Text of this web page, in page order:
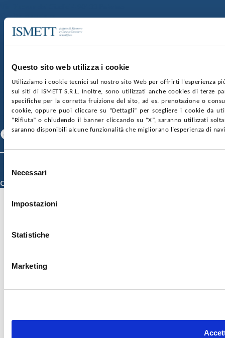
Questo sito web utilizza i cookie
Utilizziamo i cookie tecnici sul nostro sito Web per offrirti l'esperienza
sui siti di ISMETT S.R.L. Inoltre, sono utilizzati anche cookies di terze
specifiche per la corretta fruizione del sito, ad es. prenotazione o
cookie, oppure puoi cliccare su “Dettagli” per scegliere i cookie da
“Rifiuta” o chiudendo il banner cliccando su “X”, saranno utilizzati
saranno disponibili alcune funzionalità che migliorano l’esperienza di
del
consenso
Necessari
Impostazioni
Statistiche
Marketing
Ufficio Registro delle imprese di Palermo
SOCIETÀ TRASPARENTE WHISTLEBLOWING
GARE E CONTRATTIPRIVACYCOOKIE POLICY
SOSTIENICIMAPPA DEL SITOACCESSIBILITÀ
CONTATTI
SEGUICI SU
Facebook Linkedin Youtube
Specializzazione)
Credits